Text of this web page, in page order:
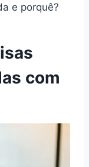
e porquê?
com